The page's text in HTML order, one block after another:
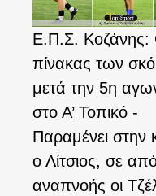
Ε.Π.Σ. Κοζάνης:
πίνακας των
μετά την 5η
στο Α’ Τοπικό -
Παραμένει στην
ο Λίτσιος, σε
αναπνοής οι